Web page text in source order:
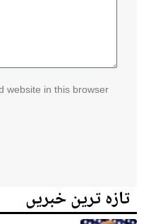
website in this browser
تازہ ترین خبریں